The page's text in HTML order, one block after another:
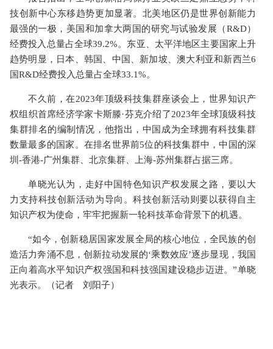
技创新中心东移趋势更加显著。北美地区仍是世界创新能力
最强的一极，美国和加拿大两国的研究与试验发展（R&D）
经费投入总量占全球39.2%。东亚、太平洋地区主要国家上升
趋势明显，日本、韩国、中国、新加坡、澳大利亚和新西兰6
国R&D经费投入总量占全球33.1%。
不久前，在2023年顶级科技集群座谈会上，世界知识产
权组织首席经济学家卡斯滕·芬克介绍了2023年全球顶级科技
集群排名的编制情况，他指出，中国成为全球拥有科技集群
数量最多的国家。在排名世界前5位的科技集群中，中国的深
圳-香港-广州集群、北京集群、上海-苏州集群占据三席。
单晓光认为，走好中国特色知识产权发展之路，要以大
力支持科技创新活动为导向。科技创新活动则要以获得自主
知识产权为使命，牢牢把握新一轮科技革命背景下的机遇。
“如今，创新稳居国家发展全局的核心地位，全民族的创
造活力奔涌不息，创新拉动发展的‘乘数效应’逐步显现，我国
正向着高水平知识产权强国和科技强国建设稳步迈进。”单晓
光表示。（记者 刘阳子）